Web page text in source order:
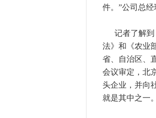
件。”公司总经
记者了解
法》和《农业
省、自治区、
会议审定，北
头企业，并向
就是其中之一。